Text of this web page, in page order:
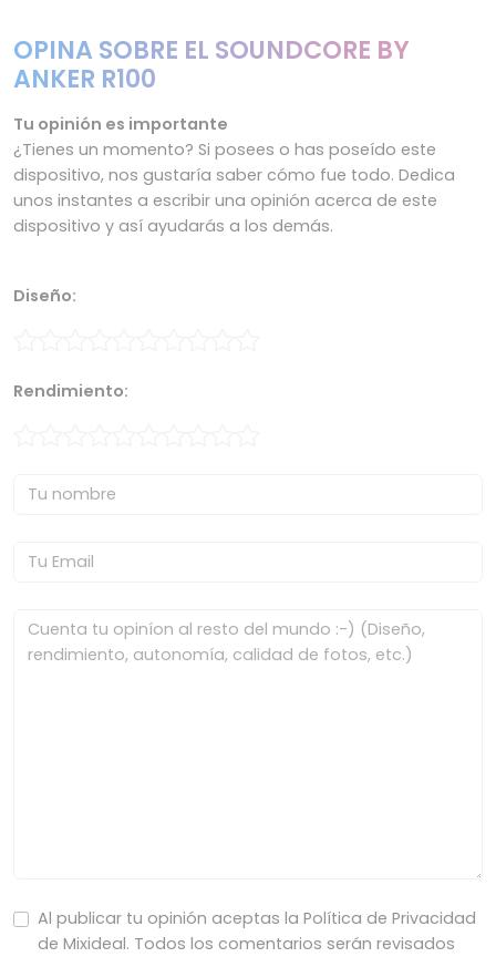
OPINA SOBRE EL SOUNDCORE BY
ANKER R100
Tu opinión es importante
¿Tienes un momento? Si posees o has poseído este
dispositivo, nos gustaría saber cómo fue todo. Dedica
unos instantes a escribir una opinión acerca de este
dispositivo y así ayudarás a los demás.
Diseño:
Rendimiento:
Al publicar tu opinión aceptas la Política de Privacidad
de Mixideal. Todos los comentarios serán revisados